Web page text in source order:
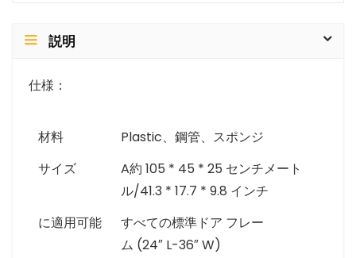
説明
仕様：
材料
Plastic、鋼管、スポンジ
サイズ
A約 105 * 45 * 25 センチメート
ル/41.3 * 17.7 * 9.8 インチ
に適用可能
すべての標準ドア フレー
ム (24″ L-36″ W)